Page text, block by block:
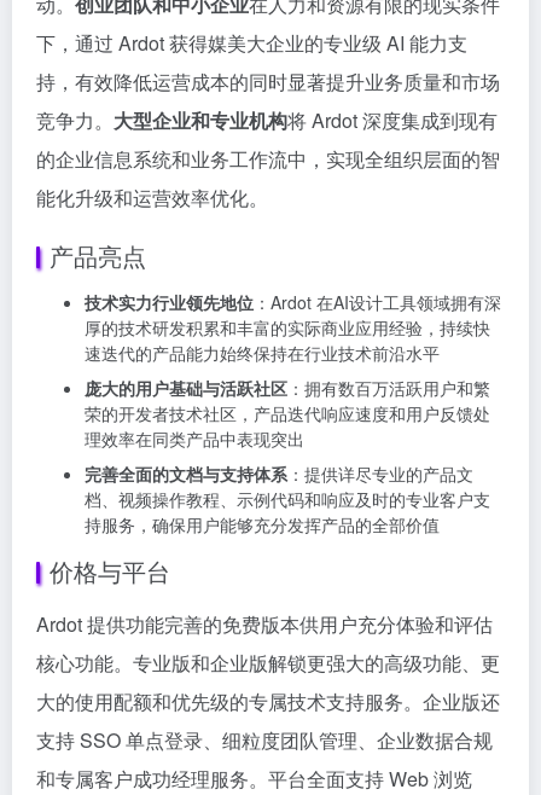
下，通过 Ardot 获得媒美大企业的专业级 AI 能力支
持，有效降低运营成本的同时显著提升业务质量和市场
竞争力。 大型企业和专业机构将 Ardot 深度集成到现有
的企业信息系统和业务工作流中，实现全组织层面的智
能化升级和运营效率优化。
产品亮点
技术实力行业领先地位 ：Ardot 在AI设计工具领域拥有深
厚的技术研发积累和丰富的实际商业应用经验，持续快
速迭代的产品能力始终保持在行业技术前沿水平
庞大的用户基础与活跃社区 ：拥有数百万活跃用户和繁
荣的开发者技术社区，产品迭代响应速度和用户反馈处
理效率在同类产品中表现突出
完善全面的文档与支持体系 ：提供详尽专业的产品文
档、视频操作教程、示例代码和响应及时的专业客户支
持服务，确保用户能够充分发挥产品的全部价值
价格与平台
Ardot 提供功能完善的免费版本供用户充分体验和评估
核心功能。专业版和企业版解锁更强大的高级功能、更
大的使用配额和优先级的专属技术支持服务。企业版还
支持 SSO 单点登录、细粒度团队管理、企业数据合规
和专属客户成功经理服务。平台全面支持 Web 浏览